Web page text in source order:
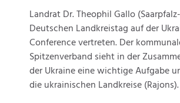
Landrat Dr. Theophil Gallo
Deutschen Landkreistag auf der
Conference vertreten. Der
Spitzenverband sieht in der
der Ukraine eine wichtige Aufgabe
die ukrainischen Landkreise (Rajons).